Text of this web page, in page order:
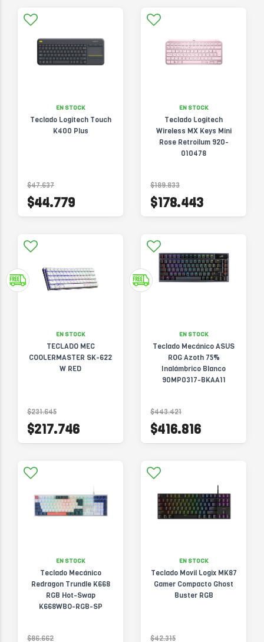
EN STOCK
Teclado Logitech Touch
K400 Plus
$47.637
$44.779
EN STOCK
Teclado Logitech
Wireless MX Keys Mini
Rose Retroilum 920-
010478
$189.833
$178.443
EN STOCK
TECLADO MEC
COOLERMASTER SK-622
W RED
$231.645
$217.746
EN STOCK
Teclado Mecánico ASUS
ROG Azoth 75%
Inalámbrico Blanco
90MP0317-BKAA11
$443.421
$416.816
EN STOCK
Teclado Mecánico
Redragon Trundle K668
RGB Hot-Swap
K668WBO-RGB-SP
$86.662
EN STOCK
Teclado Movil Logix MK87
Gamer Compacto Ghost
Buster RGB
$42.315